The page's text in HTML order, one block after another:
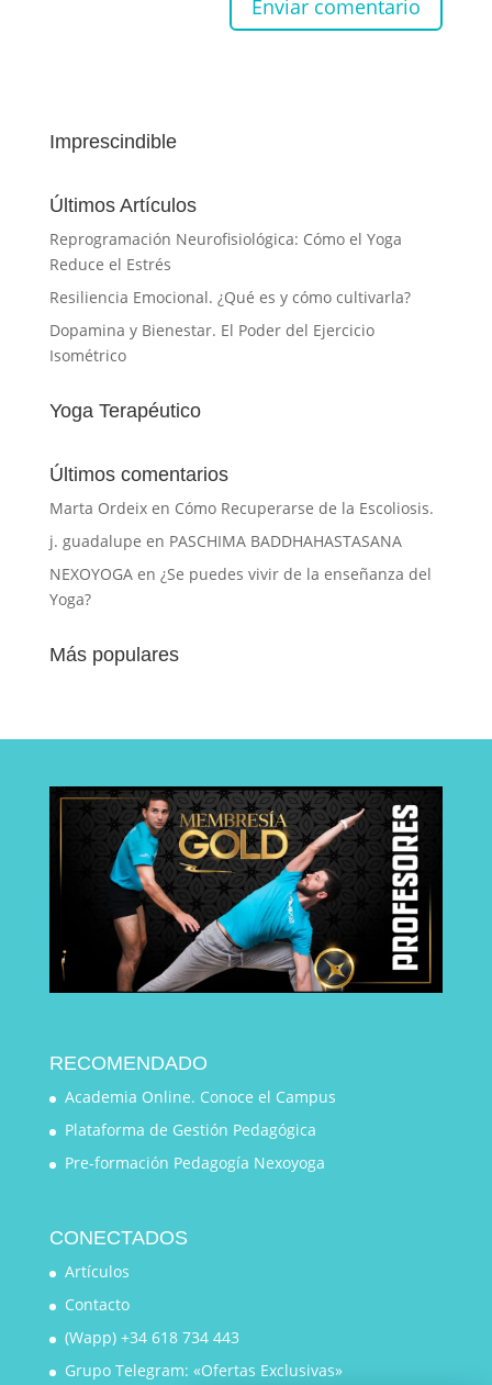
Imprescindible
Últimos Artículos
Reprogramación Neurofisiológica: Cómo el Yoga
Reduce el Estrés
Resiliencia Emocional. ¿Qué es y cómo cultivarla?
Dopamina y Bienestar. El Poder del Ejercicio
Isométrico
Yoga Terapéutico
Últimos comentarios
Marta Ordeixen Cómo Recuperarse de la Escoliosis.
j. guadalupe en PASCHIMA BADDHAHASTASANA
NEXOYOGAen ¿Se puedes vivir de la enseñanza del
Yoga?
Más populares
RECOMENDADO
Academia Online. Conoce el Campus
Plataforma de Gestión Pedagógica
Pre-formación Pedagogía Nexoyoga
CONECTADOS
Artículos
Contacto
(Wapp) +34 618 734 443
Grupo Telegram: «Ofertas Exclusivas»